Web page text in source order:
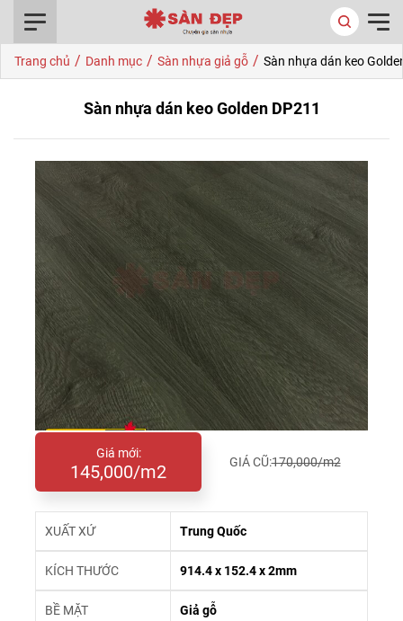
Trang chủ / Danh mục / Sàn nhựa giả gỗ / Sàn nhựa dán keo
Sàn nhựa dán keo Golden DP211
Giá mới:
145,000/m2 GIÁ CŨ:170,000/m2
XUẤT XỨ Trung Quốc
KÍCH THƯỚC 914.4 x 152.4 x 2mm
BỀ MẶT Giả gỗ